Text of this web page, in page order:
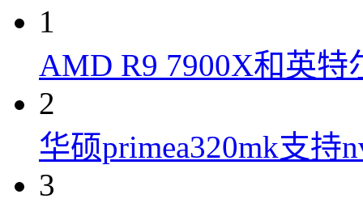
1
AMD R9 7900X和英特
2
华硕primea320mk支持
3